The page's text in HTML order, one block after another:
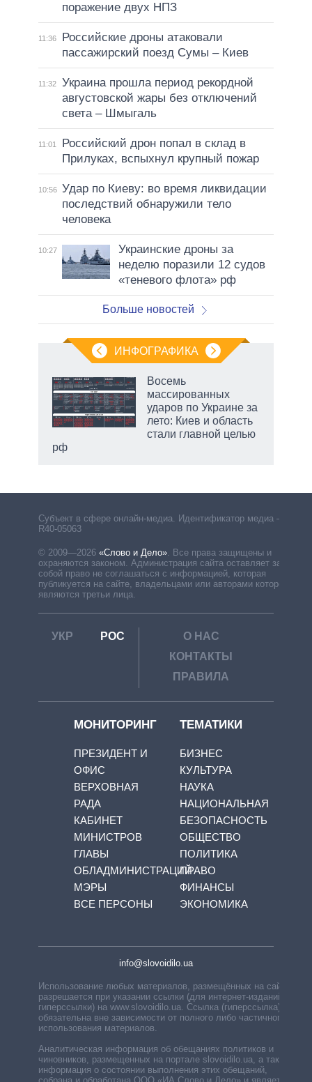
поражение двух НПЗ
11:36
Российские дроны атаковали
пассажирский поезд Сумы – Киев
11:32
Украина прошла период рекордной
августовской жары без отключений
света – Шмыгаль
11:01
Российский дрон попал в склад в
Прилуках, вспыхнул крупный пожар
10:56 Удар по Киеву: во время ликвидации
последствий обнаружили тело
человека
10:27
Украинские дроны за
неделю поразили 12 судов
«теневого флота» рф
Больше новостей
ИНФОГРАФИКА
Восемь
массированных
ударов по Украине за
лето: Киев и область
стали главной целью
рф
Субъект в сфере онлайн-медиа. Идентификатор медиа –
R40-05063
© 2009—2026 «Слово и Дело». Все права защищены и
охраняются законом. Администрация сайта оставляет за
собой право не соглашаться с информацией, которая
публикуется на сайте, владельцами или авторами которой
являются третьи лица.
УКР РОС
О НАС
КОНТАКТЫ
ПРАВИЛА
МОНИТОРИНГ
ПРЕЗИДЕНТ И
ОФИС
ВЕРХОВНАЯ
РАДА
КАБИНЕТ
МИНИСТРОВ
ГЛАВЫ
ОБЛАДМИНИСТРАЦИЙ
МЭРЫ
ВСЕ ПЕРСОНЫ
ТЕМАТИКИ
БИЗНЕС
КУЛЬТУРА
НАУКА
НАЦИОНАЛЬНАЯ
БЕЗОПАСНОСТЬ
ОБЩЕСТВО
ПОЛИТИКА
ПРАВО
ФИНАНСЫ
ЭКОНОМИКА
info@slovoidilo.ua
Использование любых материалов, размещённых на сайте,
разрешается при указании ссылки (для интернет-изданий —
гиперссылки) на www.slovoidilo.ua. Ссылка (гиперссылка)
обязательна вне зависимости от полного либо частичного
использования материалов.
Аналитическая информация об обещаниях политиков и
чиновников, размещенных на портале slovoidilo.ua, а также
информация о состоянии выполнения этих обещаний,